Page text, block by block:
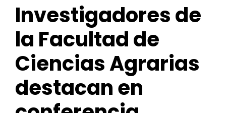
Postgrado
Centros y Laboratorios
Investigación
Search
Investigadores de
la Facultad de
Ciencias Agrarias
destacan en